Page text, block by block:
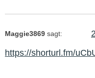
Maggie3869 sagt:
https://shorturl.fm/